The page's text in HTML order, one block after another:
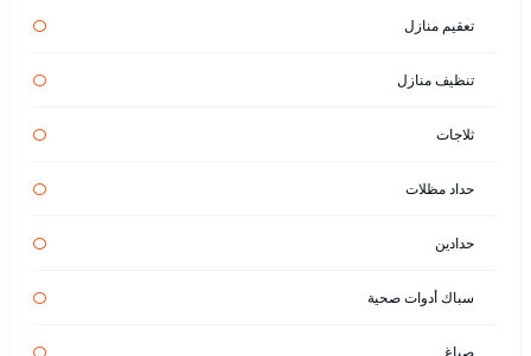
تعقيم منازل
تنظيف منازل
ثلاجات
حداد مظلات
حدادين
سباك أدوات صحية